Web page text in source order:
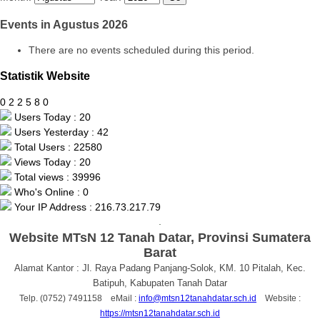
Events in Agustus 2026
There are no events scheduled during this period.
Statistik Website
0 2 2 5 8 0
Users Today : 20
Users Yesterday : 42
Total Users : 22580
Views Today : 20
Total views : 39996
Who's Online : 0
Your IP Address : 216.73.217.79
Website MTsN 12 Tanah Datar, Provinsi Sumatera
Barat
Alamat Kantor : Jl. Raya Padang Panjang-Solok, KM. 10 Pitalah, Kec.
Batipuh, Kabupaten Tanah Datar
Telp. (0752) 7491158 eMail : info@mtsn12tanahdatar.sch.id
Website :
https://mtsn12tanahdatar.sch.id